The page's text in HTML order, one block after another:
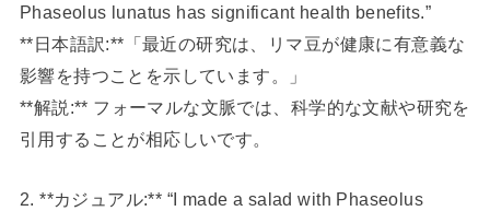
Phaseolus lunatus has significant health benefits.”
**日本語訳:**「最近の研究は、リマ豆が健康に有意義な
影響を持つことを示しています。」
**解説:** フォーマルな文脈では、科学的な文献や研究を
引用することが相応しいです。
2. **カジュアル:** “I made a salad with Phaseolus